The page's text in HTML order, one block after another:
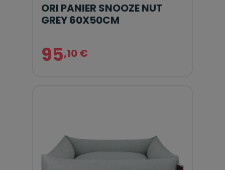
ORI PANIER SNOOZE NUT
GREY 60X50CM
95,10 €